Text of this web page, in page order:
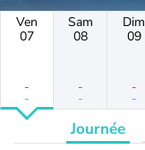
Ven
07
-
-
Sam
08
-
-
Dim
09
-
-
Journée